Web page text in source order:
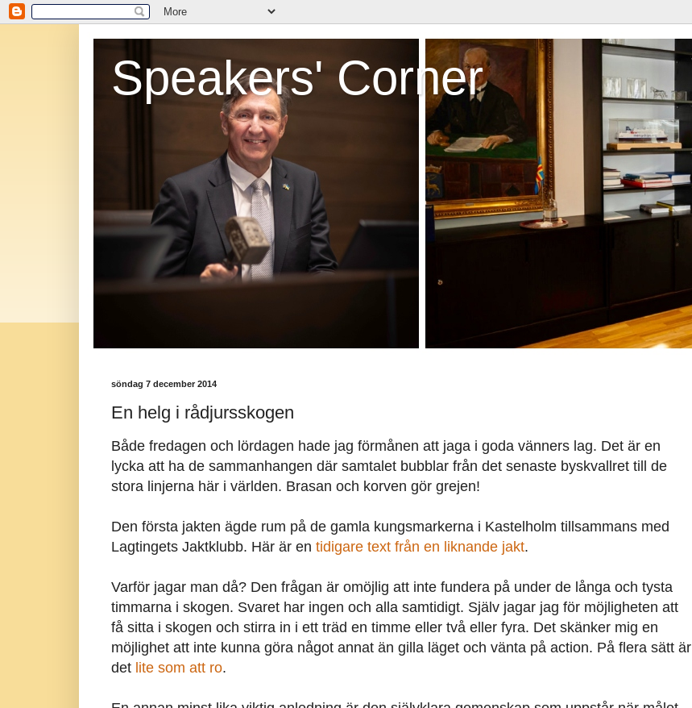
Speakers' Corner
söndag 7 december 2014
En helg i rådjursskogen
Både fredagen och lördagen hade jag förmånen att jaga i goda vänners lag. Det är en
lycka att ha de sammanhangen där samtalet bubblar från det senaste byskvallret till de
stora linjerna här i världen. Brasan och korven gör grejen!
Den första jakten ägde rum på de gamla kungsmarkerna i Kastelholm tillsammans med
Lagtingets Jaktklubb. Här är en tidigare text från en liknande jakt.
Varför jagar man då? Den frågan är omöjlig att inte fundera på under de långa och tysta
timmarna i skogen. Svaret har ingen och alla samtidigt. Själv jagar jag för möjligheten att
få sitta i skogen och stirra in i ett träd en timme eller två eller fyra. Det skänker mig en
möjlighet att inte kunna göra något annat än gilla läget och vänta på action. På flera sätt är
det lite som att ro.